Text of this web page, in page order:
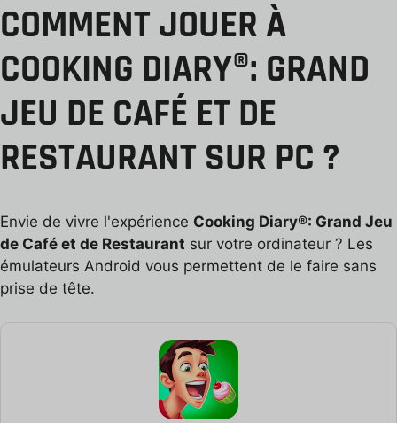
COMMENT JOUER À
COOKING DIARY®: GRAND
JEU DE CAFÉ ET DE
RESTAURANT SUR PC ?
Envie de vivre l'expérience Cooking Diary®: Grand Jeu
de Café et de Restaurant sur votre ordinateur ? Les
émulateurs Android vous permettent de le faire sans
prise de tête.